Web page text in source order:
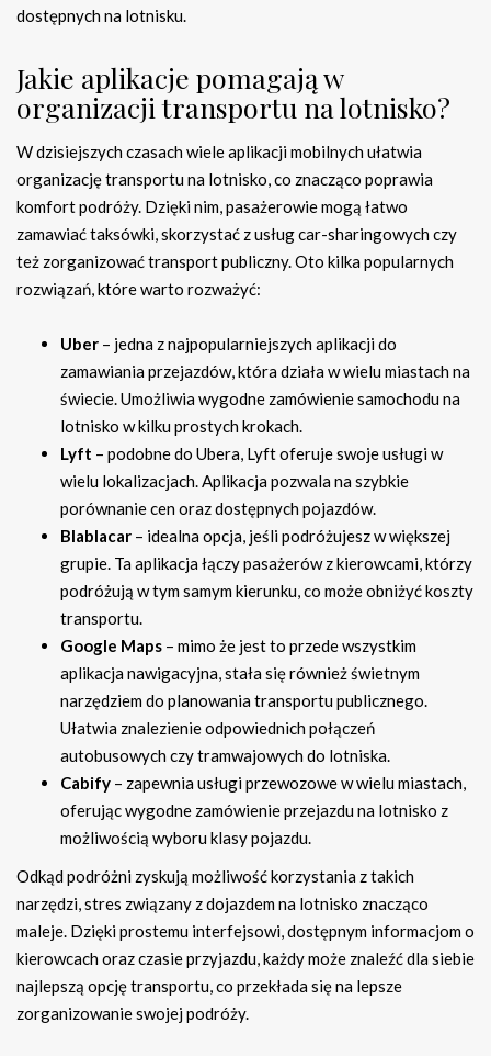
dostępnych na lotnisku.
Jakie aplikacje pomagają w
organizacji transportu na lotnisko?
W dzisiejszych czasach wiele aplikacji mobilnych ułatwia
organizację transportu na lotnisko, co znacząco poprawia
komfort podróży. Dzięki nim, pasażerowie mogą łatwo
zamawiać taksówki, skorzystać z usług car-sharingowych czy
też zorganizować transport publiczny. Oto kilka popularnych
rozwiązań, które warto rozważyć:
Uber – jedna z najpopularniejszych aplikacji do
zamawiania przejazdów, która działa w wielu miastach na
świecie. Umożliwia wygodne zamówienie samochodu na
lotnisko w kilku prostych krokach.
Lyft – podobne do Ubera, Lyft oferuje swoje usługi w
wielu lokalizacjach. Aplikacja pozwala na szybkie
porównanie cen oraz dostępnych pojazdów.
Blablacar – idealna opcja, jeśli podróżujesz w większej
grupie. Ta aplikacja łączy pasażerów z kierowcami, którzy
podróżują w tym samym kierunku, co może obniżyć koszty
transportu.
Google Maps – mimo że jest to przede wszystkim
aplikacja nawigacyjna, stała się również świetnym
narzędziem do planowania transportu publicznego.
Ułatwia znalezienie odpowiednich połączeń
autobusowych czy tramwajowych do lotniska.
Cabify – zapewnia usługi przewozowe w wielu miastach,
oferując wygodne zamówienie przejazdu na lotnisko z
możliwością wyboru klasy pojazdu.
Odkąd podróżni zyskują możliwość korzystania z takich
narzędzi, stres związany z dojazdem na lotnisko znacząco
maleje. Dzięki prostemu interfejsowi, dostępnym informacjom o
kierowcach oraz czasie przyjazdu, każdy może znaleźć dla siebie
najlepszą opcję transportu, co przekłada się na lepsze
zorganizowanie swojej podróży.